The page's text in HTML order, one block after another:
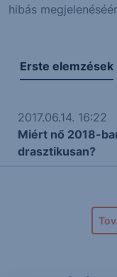
hibás
Erste elemzések
2017.06.14. 16:22
Miért nő 2018-
drasztikusan?